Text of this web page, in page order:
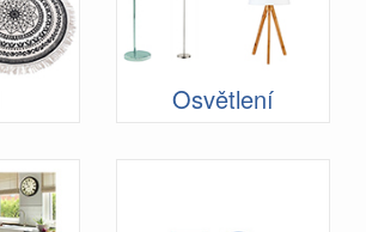
Osvětlení